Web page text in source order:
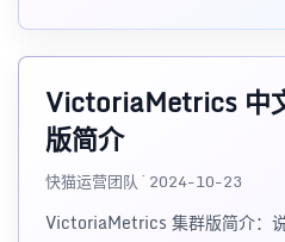
VictoriaMetrics 中
版简介
快猫运营团队 · 2024-10-23
VictoriaMetrics 集群版简介：